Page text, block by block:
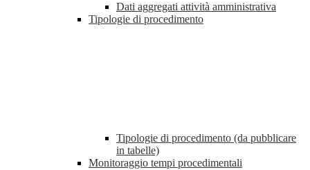
Dati aggregati attività amministrativa
Tipologie di procedimento
Tipologie di procedimento (da pubblicare
in tabelle)
Monitoraggio tempi procedimentali